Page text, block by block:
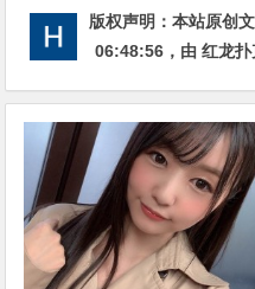
版权声明：本站原创
06:48:56 ，由红龙